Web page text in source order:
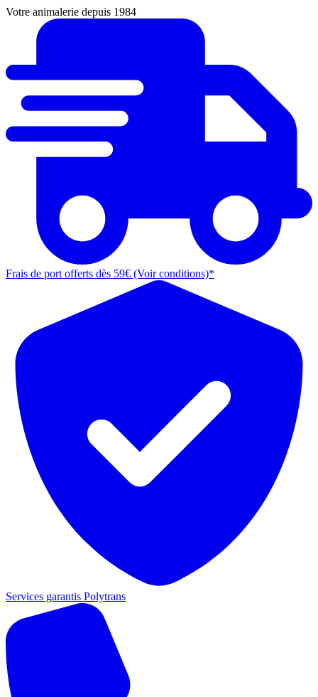
Votre animalerie depuis 1984
Frais de port offerts dès 59€ (Voir conditions)*
Services garantis Polytrans